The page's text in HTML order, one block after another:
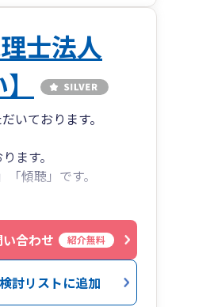
士法人
いております。
ます。
傾聴」です。
合わせ 紹介無料
検討リストに追加